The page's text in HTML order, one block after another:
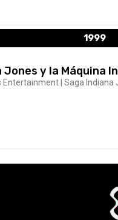
1999
Jones y la Máquina
Entertainment | Saga Indiana